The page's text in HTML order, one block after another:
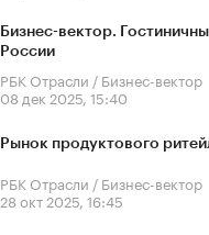
Бизнес-вектор.
России
РБК Отрасли / Бизнес-вектор
08 дек 2025, 15:40
Рынок продуктового
РБК Отрасли / Бизнес-вектор
28 окт 2025, 16:45